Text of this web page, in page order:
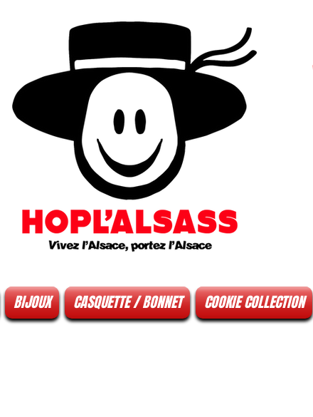
BIJOUX CASQUETTE / BONNET COOKIE COLLECTION